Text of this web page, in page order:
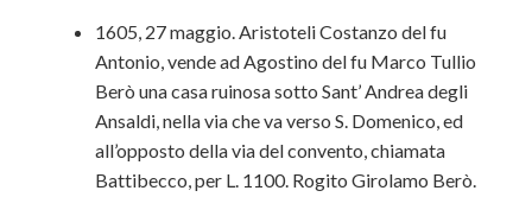
1605, 27 maggio. Aristoteli Costanzo del fu
Antonio, vende ad Agostino del fu Marco Tullio
Berò una casa ruinosa sotto Sant’ Andrea degli
Ansaldi, nella via che va verso S. Domenico, ed
all’opposto della via del convento, chiamata
Battibecco, per L. 1100. Rogito Girolamo Berò.